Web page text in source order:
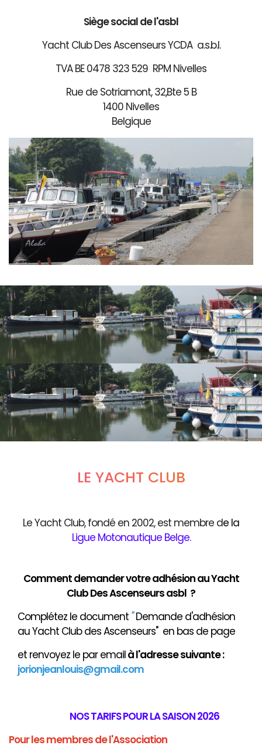
Siège social de l'asbl
Yacht Club Des Ascenseurs YCDA a.s.b.l.
TVA BE 0478 323 529 RPM Nivelles
Rue de Sotriamont, 32,Bte 5 B
1400 Nivelles
Belgique
LE YACHT CLUB
Le Yacht Club, fondé en 2002, est membre de la
Ligue Motonautique Belge.
Comment demander votre adhésion au Yacht
Club Des Ascenseurs asbl ?
Complétez le document "Demande d'adhésion
au Yacht Club des Ascenseurs" en bas de page
et renvoyez le par emailàl'adresse suivante :
jorionjeanlouis@gmail.com
NOS TARIFS POUR LA SAISON 2026
Pour les membres de l'Association